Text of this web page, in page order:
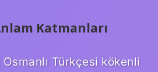
Katmanları
Osmanlı Türkçesi kökenli